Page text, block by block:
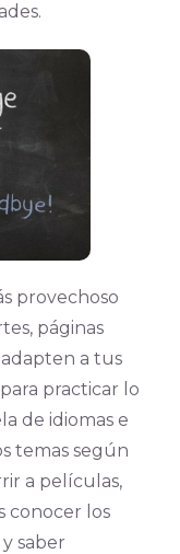
provechoso
páginas
a tus
practicar lo
de idiomas e
temas según
a películas,
conocer los
saber